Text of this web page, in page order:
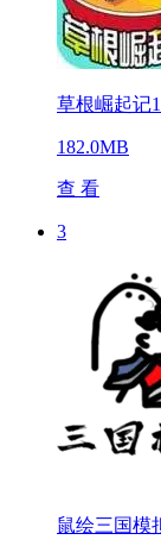
草根崛起记
182.0MB
查 看
3
鼠绘三国模